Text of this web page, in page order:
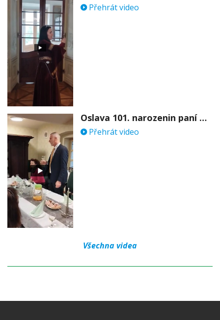
Přehrát video
Oslava 101. narozenin paní Věry Skořepové
Přehrát video
Všechna videa